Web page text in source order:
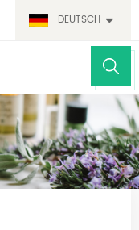
DEUTSCH